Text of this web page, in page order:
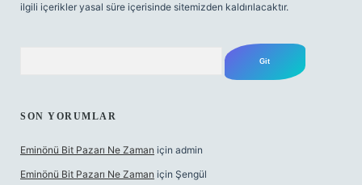
ilgili içerikler yasal süre içerisinde sitemizden kaldırılacaktır.
SON YORUMLAR
Eminönü Bit Pazarı Ne Zaman için admin
Eminönü Bit Pazarı Ne Zaman için Şengül